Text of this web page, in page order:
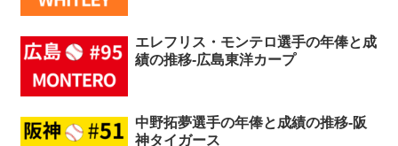
エレフリス・モンテロ選手の年俸と成
績の推移-広島東洋カープ
中野拓夢選手の年俸と成績の推移-阪
神タイガース